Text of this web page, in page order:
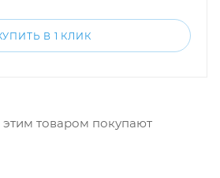
В 1 КЛИК
этим товаром покупают